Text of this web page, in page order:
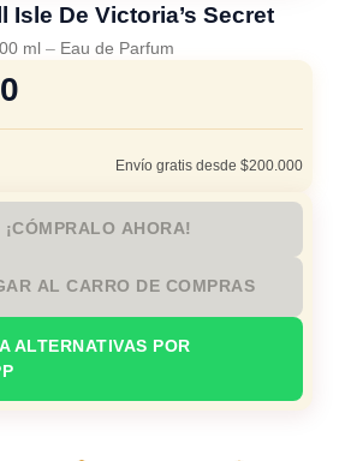
Isle De Victoria’s Secret
ml – Eau de Parfum
Envío gratis desde $200.000
¡CÓMPRALO AHORA!
AL CARRO DE COMPRAS
ALTERNATIVAS POR